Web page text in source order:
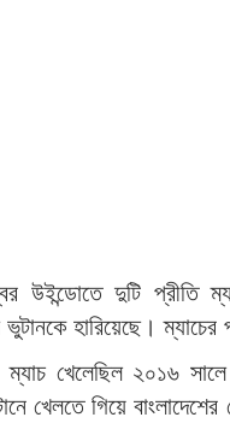
উইন্ডোতে দুটি প্রীতি
হারিয়েছে।
ম্যাচ খেলেছিল ২০১৬
খেলতে গিয়ে